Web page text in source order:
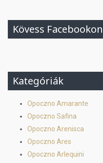
Kövess
Kategóriák
Opoczno Amarante
Opoczno Safina
Opoczno Arenisca
Opoczno Ares
Opoczno Arlequini